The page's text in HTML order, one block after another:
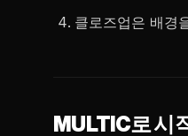
클로즈업은 배경
MULTIC로 시